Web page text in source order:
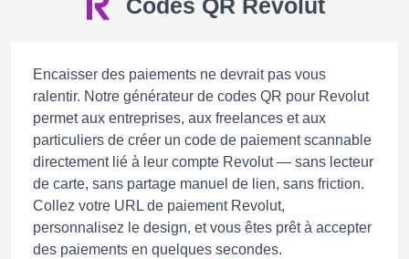
Codes QR Revolut
Encaisser des paiements ne devrait pas vous
ralentir. Notre générateur de codes QR pour Revolut
permet aux entreprises, aux freelances et aux
particuliers de créer un code de paiement scannable
directement lié à leur compte Revolut — sans lecteur
de carte, sans partage manuel de lien, sans friction.
Collez votre URL de paiement Revolut,
personnalisez le design, et vous êtes prêt à accepter
des paiements en quelques secondes.